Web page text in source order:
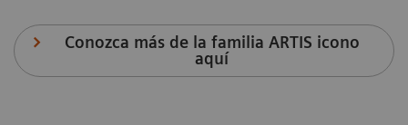
Conozca más de la familia ARTIS icono
aquí